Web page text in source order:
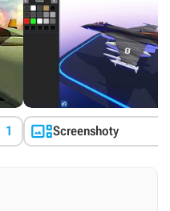
1 Screenshoty